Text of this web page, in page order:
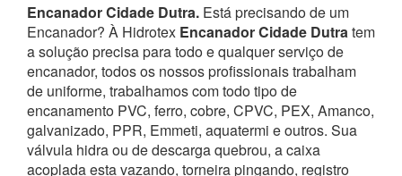
Encanador Cidade Dutra. Está precisando de um
Encanador? À Hidrotex Encanador Cidade Dutratem
a solução precisa para todo e qualquer serviço de
encanador, todos os nossos profissionais trabalham
de uniforme, trabalhamos com todo tipo de
encanamento PVC, ferro, cobre, CPVC, PEX, Amanco,
galvanizado, PPR, Emmeti, aquatermi e outros. Sua
válvula hidra ou de descarga quebrou, a caixa
acoplada esta vazando, torneira pingando, registro